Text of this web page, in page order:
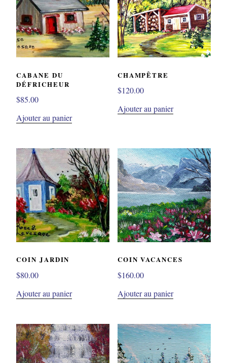
CABANE DU
DÉFRICHEUR
$85.00
Ajouter au panier
CHAMPÊTRE
$120.00
Ajouter au panier
COIN JARDIN
$80.00
Ajouter au panier
COIN VACANCES
$160.00
Ajouter au panier